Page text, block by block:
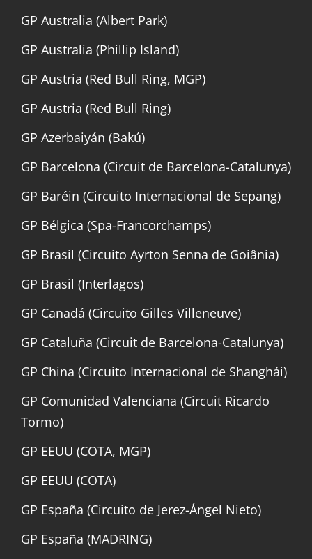
GP Australia (Albert Park)
GP Australia (Phillip Island)
GP Austria (Red Bull Ring, MGP)
GP Austria (Red Bull Ring)
GP Azerbaiyán (Bakú)
GP Barcelona (Circuit de Barcelona-Catalunya)
GP Baréin (Circuito Internacional de Sepang)
GP Bélgica (Spa-Francorchamps)
GP Brasil (Circuito Ayrton Senna de Goiânia)
GP Brasil (Interlagos)
GP Canadá (Circuito Gilles Villeneuve)
GP Cataluña (Circuit de Barcelona-Catalunya)
GP China (Circuito Internacional de Shanghái)
GP Comunidad Valenciana (Circuit Ricardo
Tormo)
GP EEUU (COTA, MGP)
GP EEUU (COTA)
GP España (Circuito de Jerez-Ángel Nieto)
GP España (MADRING)